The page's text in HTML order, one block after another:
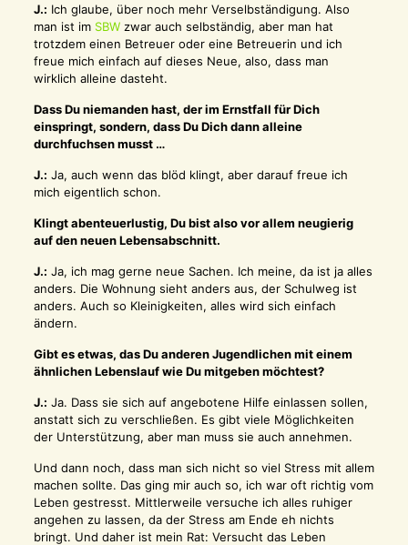
J.: Ich glaube, über noch mehr Verselbständigung. Also
man ist im SBWzwar auch selbständig, aber man hat
trotzdem einen Betreuer oder eine Betreuerin und ich
freue mich einfach auf dieses Neue, also, dass man
wirklich alleine dasteht.
Dass Du niemanden hast, der im Ernstfall für Dich
einspringt, sondern, dass Du Dich dann alleine
durchfuchsen musst …
J.: Ja, auch wenn das blöd klingt, aber darauf freue ich
mich eigentlich schon.
Klingt abenteuerlustig, Du bist also vor allem neugierig
auf den neuen Lebensabschnitt.
J.: Ja, ich mag gerne neue Sachen. Ich meine, da ist ja alles
anders. Die Wohnung sieht anders aus, der Schulweg ist
anders. Auch so Kleinigkeiten, alles wird sich einfach
ändern.
Gibt es etwas, das Du anderen Jugendlichen mit einem
ähnlichen Lebenslauf wie Du mitgeben möchtest?
J.: Ja. Dass sie sich auf angebotene Hilfe einlassen sollen,
anstatt sich zu verschließen. Es gibt viele Möglichkeiten
der Unterstützung, aber man muss sie auch annehmen.
Und dann noch, dass man sich nicht so viel Stress mit allem
machen sollte. Das ging mir auch so, ich war oft richtig vom
Leben gestresst. Mittlerweile versuche ich alles ruhiger
angehen zu lassen, da der Stress am Ende eh nichts
bringt. Und daher ist mein Rat: Versucht das Leben